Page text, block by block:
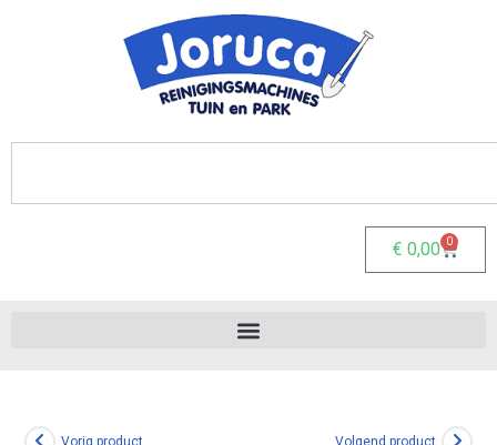
€ 0,00 0
Vorig product Volgend product